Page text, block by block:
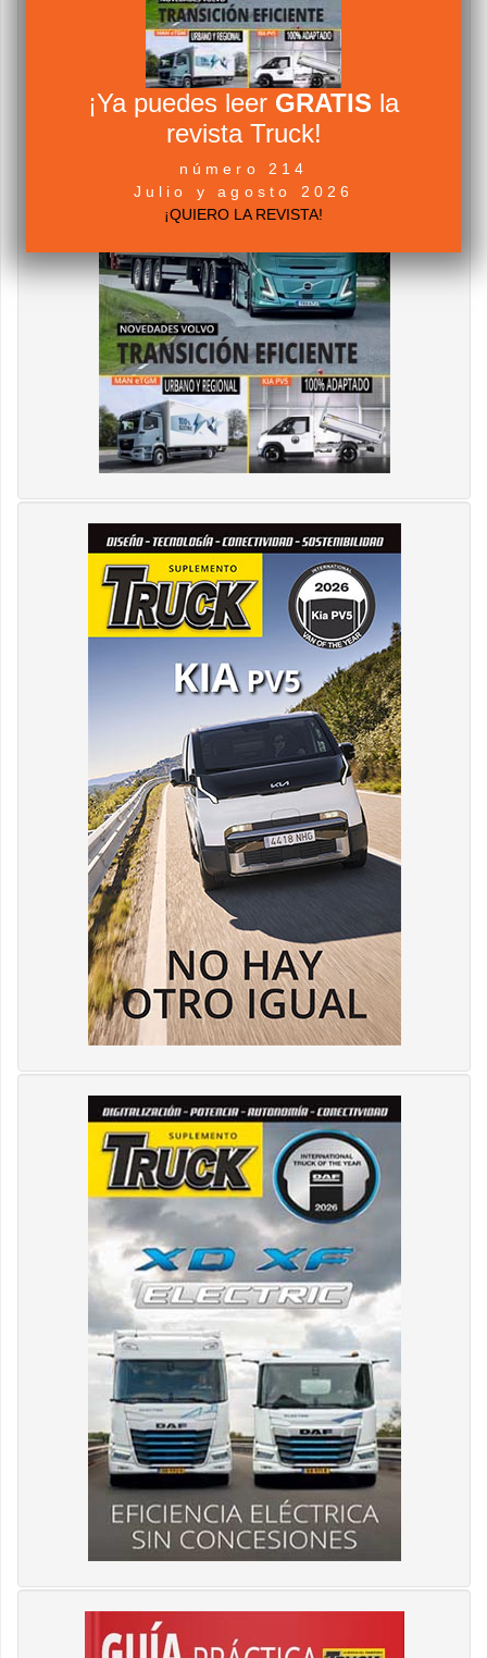
¡Ya puedes leer GRATIS la
revista Truck!
número 214
Julio y agosto 2026
¡QUIERO LA REVISTA!